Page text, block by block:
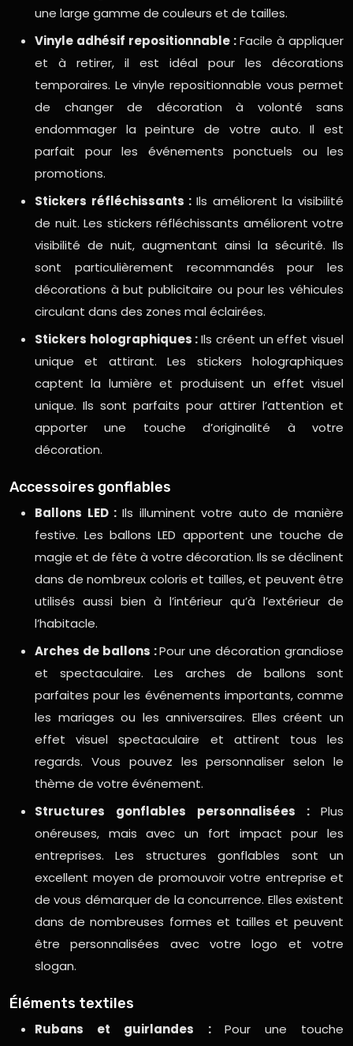
une large gamme de couleurs et de tailles.
Vinyle adhésif repositionnable :Facile à appliquer
et à retirer, il est idéal pour les décorations
temporaires. Le vinyle repositionnable vous permet
de changer de décoration à volonté sans
endommager la peinture de votre auto. Il est
parfait pour les événements ponctuels ou les
promotions.
Stickers réfléchissants : Ils améliorent la visibilité
de nuit. Les stickers réfléchissants améliorent votre
visibilité de nuit, augmentant ainsi la sécurité. Ils
sont particulièrement recommandés pour les
décorations à but publicitaire ou pour les véhicules
circulant dans des zones mal éclairées.
Stickers holographiques :Ils créent un effet visuel
unique et attirant. Les stickers holographiques
captent la lumière et produisent un effet visuel
unique. Ils sont parfaits pour attirer l’attention et
apporter une touche d’originalité à votre
décoration.
Accessoires gonflables
Ballons LED : Ils illuminent votre auto de manière
festive. Les ballons LED apportent une touche de
magie et de fête à votre décoration. Ils se déclinent
dans de nombreux coloris et tailles, et peuvent être
utilisés aussi bien à l’intérieur qu’à l’extérieur de
l’habitacle.
Arches de ballons :Pour une décoration grandiose
et spectaculaire. Les arches de ballons sont
parfaites pour les événements importants, comme
les mariages ou les anniversaires. Elles créent un
effet visuel spectaculaire et attirent tous les
regards. Vous pouvez les personnaliser selon le
thème de votre événement.
Structures gonflables personnalisées : Plus
onéreuses, mais avec un fort impact pour les
entreprises. Les structures gonflables sont un
excellent moyen de promouvoir votre entreprise et
de vous démarquer de la concurrence. Elles existent
dans de nombreuses formes et tailles et peuvent
être personnalisées avec votre logo et votre
slogan.
Éléments textiles
Rubans et guirlandes : Pour une touche